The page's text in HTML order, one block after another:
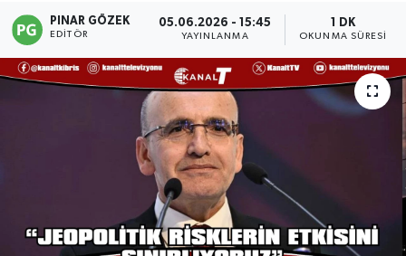
PINAR GÖZEK
EDITÖR
05.06.2026 - 15:45
YAYINLANMA
1 DK
OKUNMA SÜRESI